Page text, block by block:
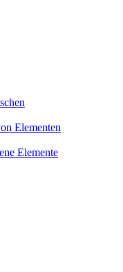
Elementen
Elemente